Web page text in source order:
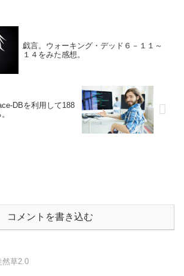
戯言。ウォーキング・デッド６－１１～
１４をみた感想。
DBを利用して188
コメントを書き込む
然草2.0